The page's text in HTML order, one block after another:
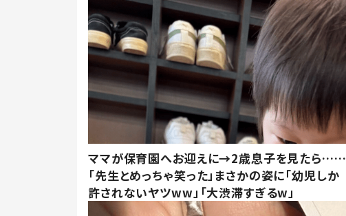
ママが保育園へお迎えに→2歳息子を見たら……
「先生とめっちゃ笑った」まさかの姿に「幼児しか
許されないヤツww」「大渋滞すぎるw」